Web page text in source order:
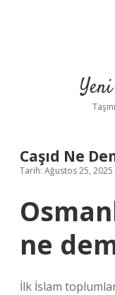
Caşıd Ne
Tarih: Ağustos 25, 2025
ne
İlk İslam